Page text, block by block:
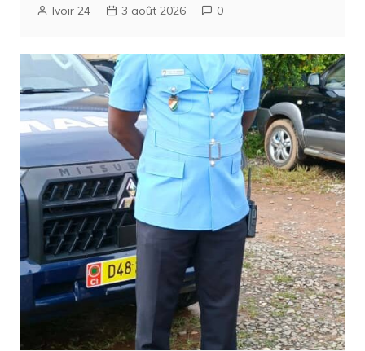
Ivoir 24 3 août 2026 0